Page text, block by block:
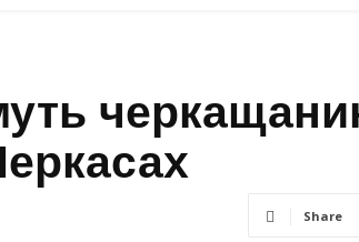
Share